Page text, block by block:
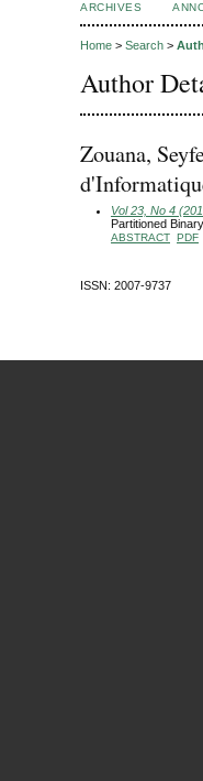
ARCHIVES
Home > Search >
Author
Zouana,
Vol 23, No 4
Partitioned
ABSTRACT PDF
ISSN: 2007-9737